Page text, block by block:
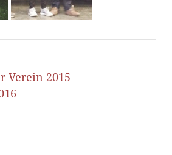
Verein 2015